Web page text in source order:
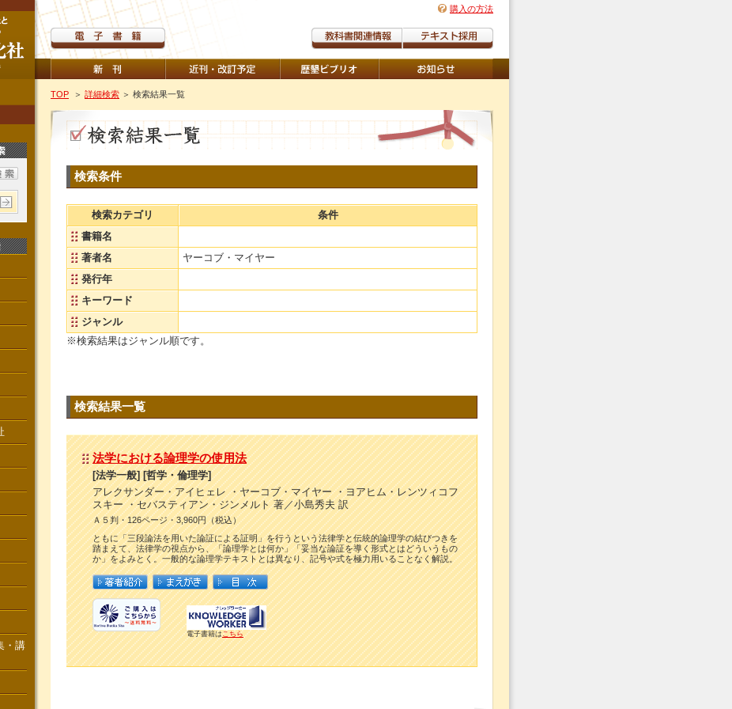
購入の方法
TOP ＞ 詳細検索 ＞ 検索結果一覧
検索条件
検索カテゴリ
条件
書籍名
著者名
ヤーコブ・マイヤー
発行年
キーワード
ジャンル
※検索結果はジャンル順です。
検索結果一覧
法学における論理学の使用法
[法学一般] [哲学・倫理学]
アレクサンダー・アイヒェレ ・ヤーコブ・マイヤー ・ヨアヒム・レンツィコフ
スキー ・セバスティアン・ジンメルト 著／小島秀夫 訳
Ａ５判・126ページ・3,960円（税込）
ともに「三段論法を用いた論証による証明」を行うという法律学と伝統的論理学の結びつきを
踏まえて、法律学の視点から、「論理学とは何か」「妥当な論証を導く形式とはどういうもの
か」をよみとく。一般的な論理学テキストとは異なり、記号や式を極力用いることなく解説。
電子書籍はこちら
・講